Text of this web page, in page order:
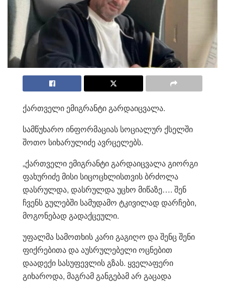
ქართველი ემიგრანტი გარდაიცვალა.
სამწუხარო ინფორმაციას სოციალურ ქსელში
შოთო სიხარულიძე ავრცელებს.
„ქართველი ემიგრანტი გარდაიცვალა გიორგი
ფახურიძე მისი სიცოცხლისთვის ბრძოლა
დასრულდა, დასრულდა უცხო მიწაზე…. შენ
ჩვენს გულებში სამუდამო ტკივილად დარჩები,
მოგონებად გადაქცეული.
უფალმა სამოთხის კარი გაგიღო და შენც შენი
ფიქრებითა და აუსრულებელი ოცნებით
დაადექი სასუფევლის გზას. ყველაფერი
გიხაროდა, მაგრამ განგებამ არ გაცადა